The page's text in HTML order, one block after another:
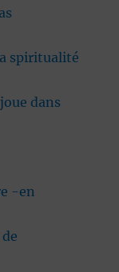
spiritualité
dans
-en